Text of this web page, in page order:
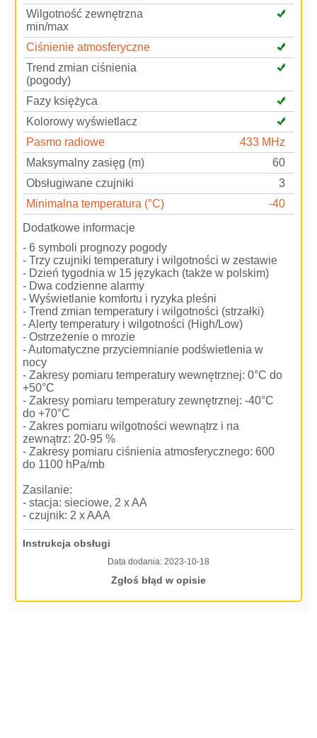
Wilgotność zewnętrzna
min/max
Ciśnienie atmosferyczne
Trend zmian ciśnienia
(pogody)
Fazy księżyca
Kolorowy wyświetlacz
Pasmo radiowe
433 MHz
Maksymalny zasięg (m)
60
Obsługiwane czujniki
3
Minimalna temperatura (°C)
-40
Dodatkowe informacje
- 6 symboli prognozy pogody
- Trzy czujniki temperatury i wilgotności w zestawie
- Dzień tygodnia w 15 językach (także w polskim)
- Dwa codzienne alarmy
- Wyświetlanie komfortu i ryzyka pleśni
- Trend zmian temperatury i wilgotności (strzałki)
- Alerty temperatury i wilgotności (High/Low)
- Ostrzeżenie o mrozie
- Automatyczne przyciemnianie podświetlenia w
nocy
- Zakresy pomiaru temperatury wewnętrznej: 0°C do
+50°C
- Zakresy pomiaru temperatury zewnętrznej: -40°C
do +70°C
- Zakres pomiaru wilgotności wewnątrz i na
zewnątrz: 20-95 %
- Zakresy pomiaru ciśnienia atmosferycznego: 600
do 1100 hPa/mb
Zasilanie:
- stacja: sieciowe, 2 x AA
- czujnik: 2 x AAA
Instrukcja obsługi
Data dodania: 2023-10-18
Zgłoś błąd w opisie